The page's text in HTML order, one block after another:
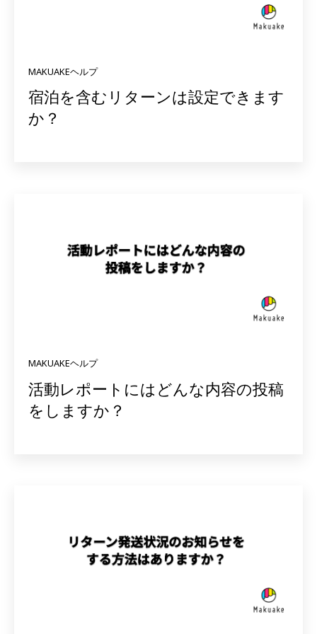
MAKUAKEヘルプ
宿泊を含むリターンは設定できます
か？
MAKUAKEヘルプ
活動レポートにはどんな内容の投稿
をしますか？